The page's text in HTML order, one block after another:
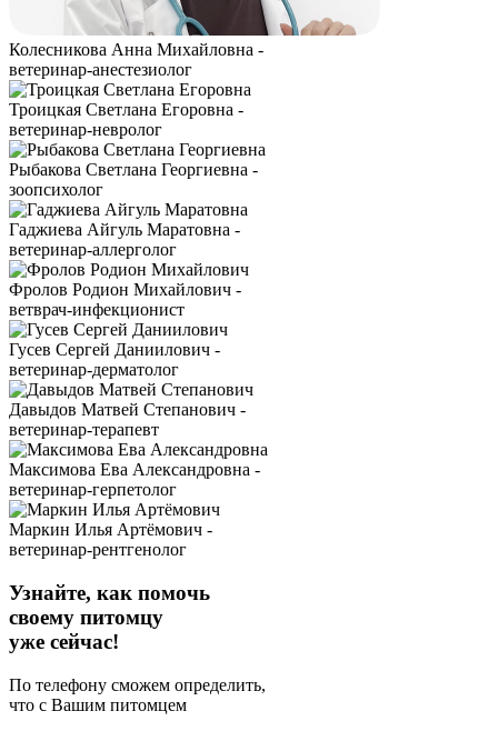
Колесникова Анна Михайловна -
ветеринар-анестезиолог
Троицкая Светлана Егоровна -
ветеринар-невролог
Рыбакова Светлана Георгиевна -
зоопсихолог
Гаджиева Айгуль Маратовна -
ветеринар-аллерголог
Фролов Родион Михайлович -
ветврач-инфекционист
Гусев Сергей Даниилович -
ветеринар-дерматолог
Давыдов Матвей Степанович -
ветеринар-терапевт
Максимова Ева Александровна -
ветеринар-герпетолог
Маркин Илья Артёмович -
ветеринар-рентгенолог
Узнайте, как помочь
своему питомцу
уже сейчас!
По телефону сможем определить,
что с Вашим питомцем